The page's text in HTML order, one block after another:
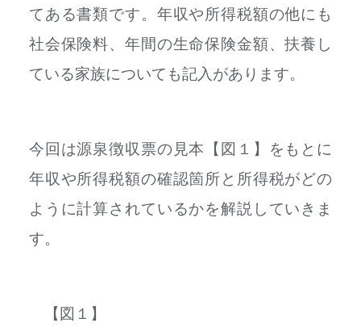
てある書類です。 年収や所得税額の他にも
社会保険料、年間の生命保険金額、扶養し
ている家族についても記入があります。
今回は源泉徴収票の見本【図１】をもとに
年収や所得税額の確認箇所と所得税がどの
ように計算されているかを解説していきま
す。
【図１】